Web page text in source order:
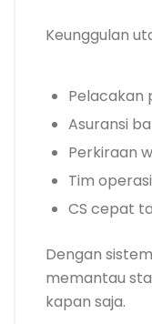
Keunggulan
Pelacakan
Asuransi
Perkiraan
Tim
CS cepat
Dengan
memantau
kapan saja.